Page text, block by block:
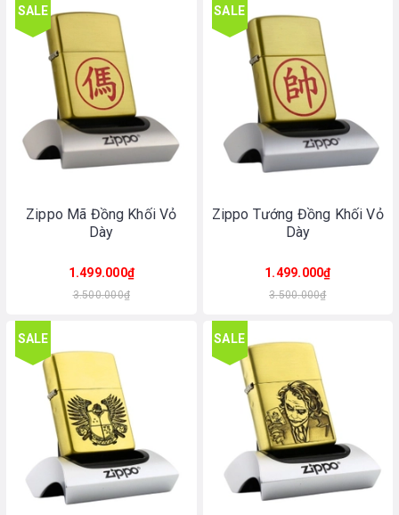
SALE
Zippo Mã Đồng Khối Vỏ
Dày
1.499.000₫
3.500.000₫
SALE
Zippo Tướng Đồng Khối Vỏ
Dày
1.499.000₫
3.500.000₫
SALE SALE